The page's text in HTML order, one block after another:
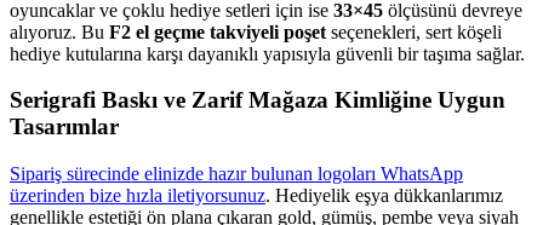
oyuncaklar ve çoklu hediye setleri için ise 33×45 ölçüsünü devreye
alıyoruz. Bu F2 el geçme takviyeli poşet seçenekleri, sert köşeli
hediye kutularına karşı dayanıklı yapısıyla güvenli bir taşıma sağlar.
Serigrafi Baskı ve Zarif Mağaza Kimliğine Uygun
Tasarımlar
Sipariş sürecinde elinizde hazır bulunan logoları WhatsApp
üzerinden bize hızla iletiyorsunuz. Hediyelik eşya dükkanlarımız
genellikle estetiği ön plana çıkaran gold, gümüş, pembe veya siyah